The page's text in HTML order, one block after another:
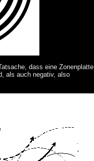
dass eine Zonenplatte
als auch negativ, also